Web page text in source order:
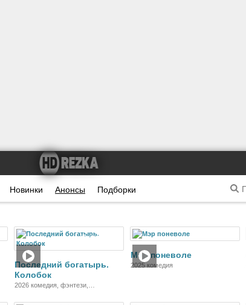
Новинки Анонсы Подборки
Фильм
Последний богатырь.
Колобок
2026 комедия, фэнтези,
Мэр поневоле
2025 комедия